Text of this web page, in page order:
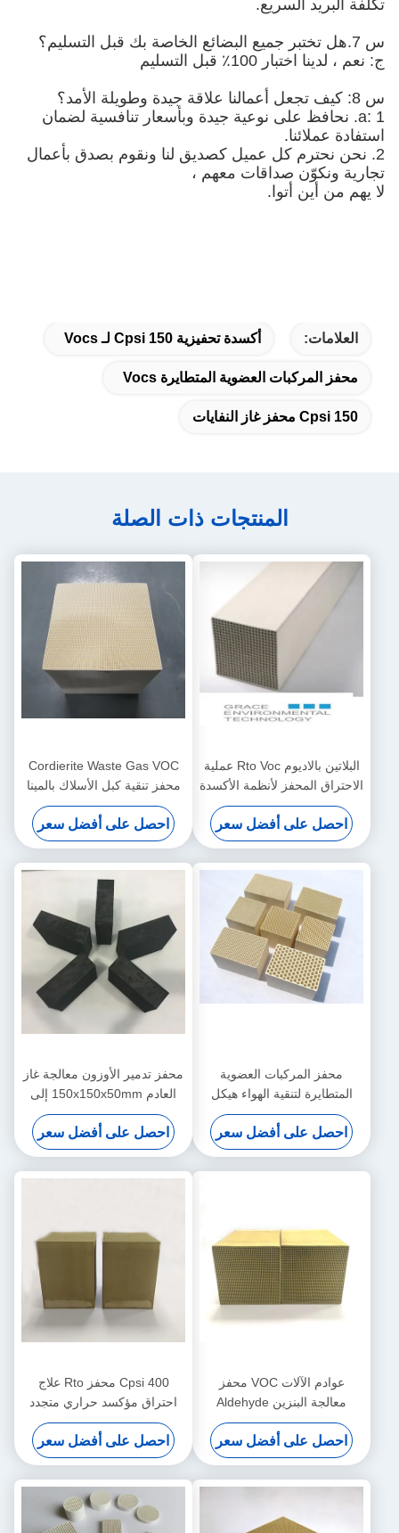
تكلفة البريد السريع.
س 7.هل تختبر جميع البضائع الخاصة بك قبل التسليم؟
ج: نعم ، لدينا اختبار 100٪ قبل التسليم
س 8: كيف تجعل أعمالنا علاقة جيدة وطويلة الأمد؟
a: 1. نحافظ على نوعية جيدة وبأسعار تنافسية لضمان
استفادة عملائنا.
2. نحن نحترم كل عميل كصديق لنا ونقوم بصدق بأعمال
تجارية ونكوّن صداقات معهم ،
لا يهم من أين أتوا.
العلامات: أكسدة تحفيزية 150 Cpsi لـ Vocs
محفز المركبات العضوية المتطايرة Vocs
150 Cpsi محفز غاز النفايات
المنتجات ذات الصلة
البلاتين بالاديوم Rto Voc عملية
الاحتراق المحفز لأنظمة الأكسدة
التحفيزية
احصل على أفضل سعر
Cordierite Waste Gas VOC
محفز تنقية كبل الأسلاك بالمينا
صناعة ماكينات الأسلاك
احصل على أفضل سعر
محفز المركبات العضوية
المتطايرة لتنقية الهواء هيكل
قرص العسل مسامية عالية
احصل على أفضل سعر
محفز تدمير الأوزون معالجة غاز
العادم 150x150x50mm إلى
300mm
احصل على أفضل سعر
عوادم الآلات VOC محفز
معالجة البنزين Aldehyde
Alkane 100x100x50mm
احصل على أفضل سعر
400 Cpsi محفز Rto علاج
احتراق مؤكسد حراري متجدد
تدفق صغير
احصل على أفضل سعر